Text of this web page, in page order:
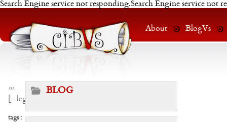
Search Engine service not responding.Search Engine service not
About BlogVs
su
...leggi
tags :
BLOG